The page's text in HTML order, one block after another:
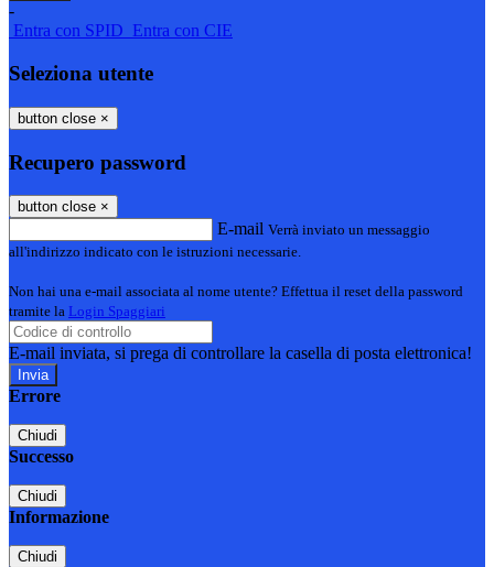
-
Entra con SPID Entra con CIE
Seleziona utente
button close ×
Recupero password
button close ×
E-mail Verrà inviato un messaggio
all'indirizzo indicato con le istruzioni necessarie.
Non hai una e-mail associata al nome utente? Effettua il reset della password
tramite la Login Spaggiari
E-mail inviata, si prega di controllare la casella di posta elettronica!
Errore
Chiudi
Successo
Chiudi
Informazione
Chiudi